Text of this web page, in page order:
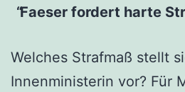
Faeser fordert harte
Welches Strafmaß stellt
Innenministerin vor? Für